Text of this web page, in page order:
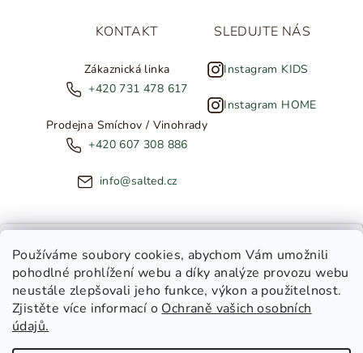
Používáme soubory cookies, abychom Vám umožnili
pohodlné prohlížení webu a díky analýze provozu webu
neustále zlepšovali jeho funkce, výkon a použitelnost.
Zjistěte více informací o Ochraně vašich osobních
údajů.
KONTAKT
Zákaznická linka
+420 731 478 617
Prodejna Smíchov / Vinohrady
+420 607 308 886
info@salted.cz
SLEDUJTE NÁS
Instagram KIDS
Instagram HOME
Copyright 2026SALTED. Všechna práva vyhrazena.Upravit
nastavení cookies
NOVINKY ZE SALTED
Toužíte dostávat novinky z